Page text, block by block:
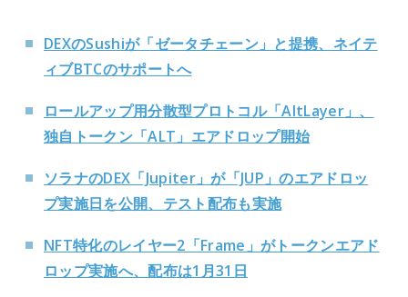
DEXのSushiが「ゼータチェーン」と提携、ネイテ
ィブBTCのサポートへ
ロールアップ用分散型プロトコル「AltLayer」、
独自トークン「ALT」エアドロップ開始
ソラナのDEX「Jupiter」が「JUP」のエアドロッ
プ実施日を公開、テスト配布も実施
NFT特化のレイヤー2「Frame」がトークンエアド
ロップ実施へ、配布は1月31日